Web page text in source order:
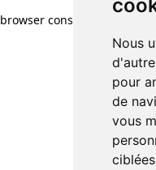
Nous
pour
de
vous
browser console for more